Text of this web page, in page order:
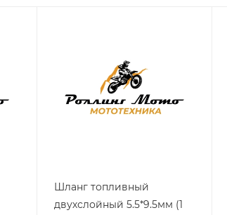
Шланг топливный
двухслойный 5.5*9.5мм (1